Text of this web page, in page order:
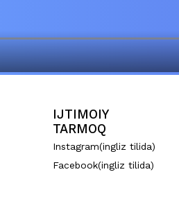
IJTIMOIY
TARMOQ
Instagram(ingliz tilida)
Facebook(ingliz tilida)